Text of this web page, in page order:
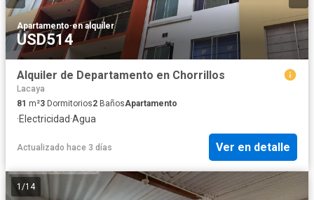
Apartamento·en alquiler
USD514
Alquiler de Departamento en Chorrillos
Lacaya
81 m²3 Dormitorios2 BañosApartamento
·Electricidad·Agua
Actualizado hace 3 días Ver en detalle
1 /14